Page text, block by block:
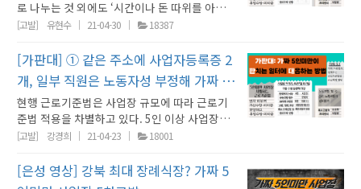
해고를 당하는 등의 피해를 입고 있다면 권리찾
기유니온에 제보 주시길 바란다. 또한, ‘일하는
으고자 한다면 부담 없이 연락 주시길 바란다(상
담전화 070-4634-1917). 글·그림유현수권리
찾기유니온 정책국장 권리찾기 상담톡 ①
NAVER : 네이버 로그인 필요② 카톡 : 카톡 로그
인 필요 된다는 것인지, 안 된다는 것인지…※
궁금한 것이 있다면, 상담톡을 이용하시기 바랍
용하세요~
“본 사업장은 5인 미만 사업장이기 때문에 근로
기준법 OO조가 적용되지 않는다.”라는 문구를
사람 수와 관계없이 5인 미만 사업장에 해당한
다고 주장하는 사례들이 제보되고 있다. [사진]
근로계약서 제목에 '5인 미만 사업장'이라고 명
시된 계약서 사업주 커뮤니티에서 변형된 근로
계약서 양식이 공유되고 있거나, 근로계약서에
위와 같은 문구를 명시하면 실제 노무제공관계
못한다는 식의 노무법인 자문이 행해지는 것으
로 추정된다. 이러한 현상은 5인 미만 사업장으
일관해온 노동행정 탓에 얼마나 많은 노동자들
이 피눈물을 흘려야했는지 헤아릴 수가 없습니
다. 법을 바꾸기 전에도 고용노동부가 해야할 일
은 많습니다. 사실 이 가짜 3.3문제, 그동안 정부
가 몰랐을까요. 고용노동부가 몰랐을까요. 고용
노동청이 몰랐을까요. 모르지 않았다고 생각합
니다. 버젓이 불법과 편법이 벌어지고 있는데,
모르는 것이 아니라 모른 척 해왔다고 생각합니
니다. 오늘 이 가짜 3.3근로자 지위확인 1호 진
정이 이루어지고, 앞으로 더 많은 가짜3.3 피해
급도 안되죠. 개입사업자로 아무런 보호 장치가
없고 4대보험 조차 없기 때문에 생계를 위해서
우리 회사에서 일하려면 “개인 사업자 등록”을
하고 안 할거면 나가라고 강요합니다. 이게 사업
주 맞습니까 노예 아닙니까? <근로기준법상 사
용자 책임을 안지기 위해서는> 소속 노동자이나
말 잘 듣는 사람, 혹은 소속 노동자이자 친척을
바지사장으로 앉히고 수십 개의 하청업체를 설
립해서 외형상 별도의 사업 또는 사업장의 형식
을 갖추어 원청의 사용자 책임을 벗어납니다. 만
멈출 수밖에 없는 노동자들은 가장 가까이 있는
노동청을 찾지만, 지극히 형식적이고 시대의 흐
한 번 절망합니다. 최근 법원과 노동위원회가 다
양한 업종의 무늬만 프리랜서에 대해 상식과 법
리에 입각한 판단을 속속 내렸지만 지금 이 순간
에도 노동청만은 애써 변화를 거부하고 과거의
낡은 판례 기준을 하나하나 열거하며 노동자성
부정의 근거를 적극적으로 찾는 데에만 몰두하
근로감독관들의 질문은 여전히 ‘취업규칙을 적
계약으로 전환합니다. 그러나 계약의 형식은 용
역계약으로 전환되지만, 근로계약을 체결하였
역계약이라는 이유로 휴업수당 의무를 회피하며
공백기간 동안 급여 미지급을 정당화합니다. 나
아가 매달 계약서를 새로 쓰는 방식으로 초단기
계약을 통해 근로자를 상시적인 고용불안에 노
출시키며, 이러한 ‘쪼개기 계약’을 남용해 근로
자의 삶도 쪼개버리다가 매출 부진을 이유로 계
주장합니다. 부당해고 구제신청 사건의 쟁점은
게 됐습니다. 2020년 2월 7일, 명동의 한 유명
백화점에 팝업 스토어로 입점한 총판업체 A사에
A사는 온라인으로 선풍적인 인기를 끈 침대 브
랜드를 백화점에 정식 입점 시킬 계획을 갖고 명
동에 있는 본점에서 팝업 스토어로 첫 오프라인
행사를 진행했습니다. 회사는 알바몬을 통해 구
인공고를 냈고, 판매 경력이 많은 저를 고용했습
니다. A사 영업부장은 앞으로의 비전과 계획을
혀 없기 때문에 백화점 판매경력이 많은 제가 정
진(청년정의당 대표)⑦ [계획 발표] 가짜 3.3 노
동자 권리찾기운동 계획 : 정진우(권리찾기유니
장 현황 및 가짜 3.3 활용 사례 이번 7차 고발 대
상 사업장들은 사업장 소속 직원 전부를 가짜
3.3으로 만들어 5인 미만 사업장으로 위장하거
나, 같은 장소에 서류상으로만 존재하는 허위 사
업장을 만들어 낸 후 쪼갠 사업장 내 직원들의 4
대보험 가입신고를 누락하고 어떤 자료도 남기
가 다수 고발되었습니다. 경상남도 소재 ㅁ식품
·휴일 가산수당 적용(제56조) △연차 휴가(제
60조) 등이 있다. 5인 미만 사업장 노동자들에게
실제로는 5인 이상이 근무함에도 각종 수단을
동원해 5인 미만으로 위장하는 ‘가짜 5인 미만
사업장’ 위장사례들이 업종과 규모를 불문하고
다양하게 나타나고 있다. 뷔페였던 A사업장에는
10명이 넘는 직원이 함께 근무했음에도 형식상
A사업장의 상시 근로자 수는 0명이었다. 어떻게
모두 4대보험에 가입되지 않고 3.3% 사업소득
세를 납부하는 ‘가짜 3.3’, 즉 근로기준법상 노동
로 나누는 것 외에도 ‘시간이나 돈 따위를 아낀
다’는 의미가 있다. 즉, 쪼개는 행위를 통해 여러
노동자의 권리 향유를 방해하는 차원에서도 매
우 유용하다. 오늘은 해고로 인해 발생하게 되는
기회비용을 줄이기 위해 5인 미만 사업으로 회
사를 쪼갠 사례를 소개하고자 한다. 이 사업은 5
인 미만 사업장으로 위장하기 위해 회사를 분할
하는 과정에서 새로이 사무실을 임대하거나, 기
산하는 방식까지 동원했다. 노동자는 경영상 이
유로 정리해고(1차 해고)를 당했다가 노동위원
[고발] 유현수 21-04-30 18387
[가판대] ① 같은 주소에 사업자등록증 2
개, 일부 직원은 노동자성 부정해 가짜 5
인 미만으로 위장한 사례
현행 근로기준법은 사업장 규모에 따라 근로기
준법 적용을 차별하고 있다. 5인 이상 사업장에
는 근로기준법령이 전면적용되고, 5인 미만 사
만 사업장 노동자들이 적용 제외되는 대표적인
근로기준법 조항은 대표적인 근로기준법 조항은
[고발] 강경희 21-04-23 18001
[은성 영상] 강북 최대 장례식장? 가짜 5